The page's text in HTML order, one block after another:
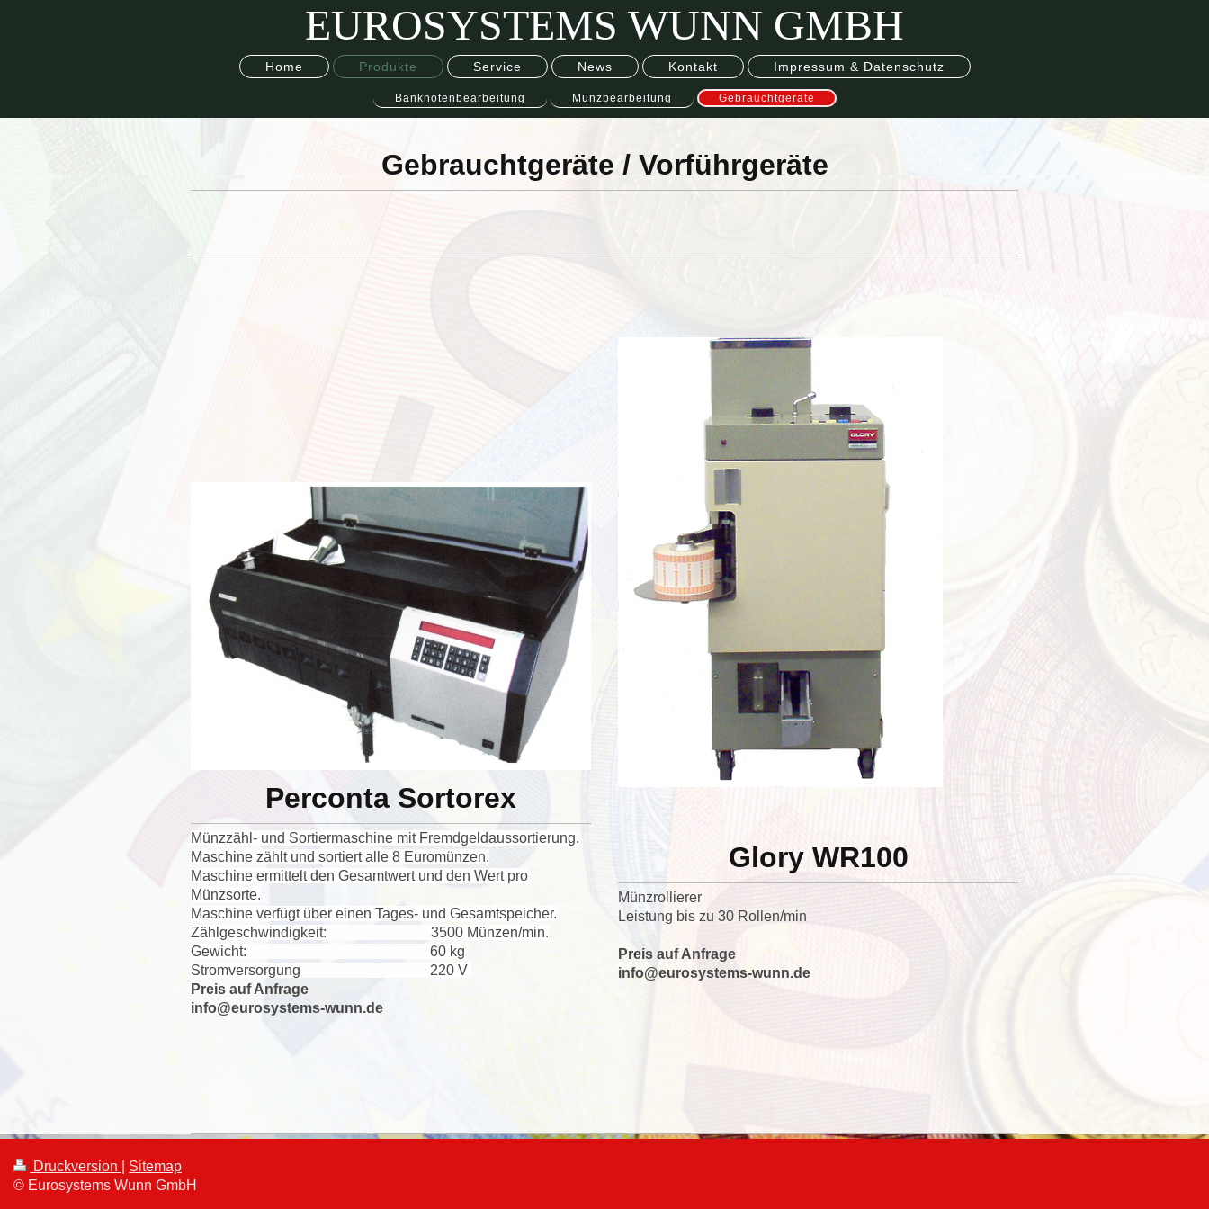
EUROSYSTEMS WUNN GMBH
Home Produkte Service News Kontakt Impressum & Datenschutz
Banknotenbearbeitung Münzbearbeitung Gebrauchtgeräte
Gebrauchtgeräte / Vorführgeräte
Perconta Sortorex
Münzzähl- und Sortiermaschine mit Fremdgeldaussortierung.
Maschine zählt und sortiert alle 8 Euromünzen.
Maschine ermittelt den Gesamtwert und den Wert pro
Münzsorte.
Maschine verfügt über einen Tages- und Gesamtspeicher.
Zählgeschwindigkeit: 3500 Münzen/min.
Gewicht: 60 kg
Stromversorgung 220 V
Preis auf Anfrage
info@eurosystems-wunn.de
Glory WR100
Münzrollierer
Leistung bis zu 30 Rollen/min
Preis auf Anfrage
info@eurosystems-wunn.de
Druckversion
Sitemap
© Eurosystems Wunn GmbH